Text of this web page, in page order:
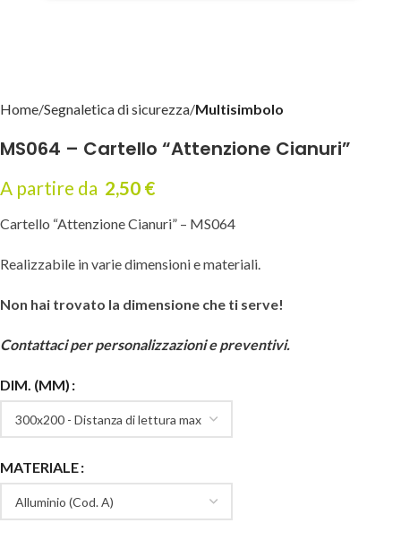
Home Segnaletica di sicurezza Multisimbolo
MS064 – Cartello “Attenzione Cianuri”
A partire da 2,50 €
Cartello “Attenzione Cianuri” – MS064
Realizzabile in varie dimensioni e materiali.
Non hai trovato la dimensione che ti serve!
Contattaci per personalizzazioni e preventivi.
DIM. (MM)
MATERIALE